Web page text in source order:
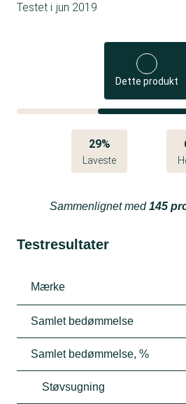
Testet i jun 2019
Dette produkt
29%
Laveste
Sammenlignet med145
Testresultater
Mærke
Samlet bedømmelse
Samlet bedømmelse, %
Støvsugning